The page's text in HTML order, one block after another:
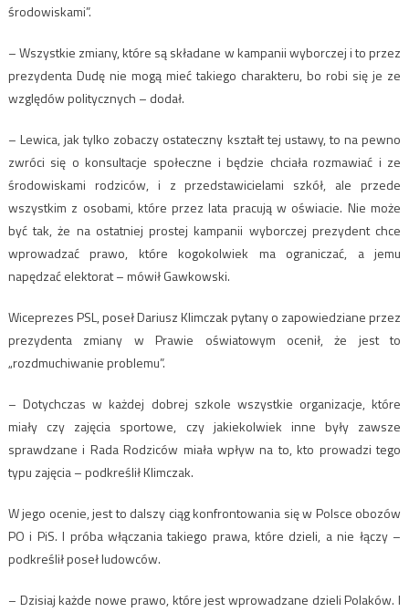
środowiskami”.
– Wszystkie zmiany, które są składane w kampanii wyborczej i to przez
prezydenta Dudę nie mogą mieć takiego charakteru, bo robi się je ze
względów politycznych – dodał.
– Lewica, jak tylko zobaczy ostateczny kształt tej ustawy, to na pewno
zwróci się o konsultacje społeczne i będzie chciała rozmawiać i ze
środowiskami rodziców, i z przedstawicielami szkół, ale przede
wszystkim z osobami, które przez lata pracują w oświacie. Nie może
być tak, że na ostatniej prostej kampanii wyborczej prezydent chce
wprowadzać prawo, które kogokolwiek ma ograniczać, a jemu
napędzać elektorat – mówił Gawkowski.
Wiceprezes PSL, poseł Dariusz Klimczak pytany o zapowiedziane przez
prezydenta zmiany w Prawie oświatowym ocenił, że jest to
„rozdmuchiwanie problemu”.
– Dotychczas w każdej dobrej szkole wszystkie organizacje, które
miały czy zajęcia sportowe, czy jakiekolwiek inne były zawsze
sprawdzane i Rada Rodziców miała wpływ na to, kto prowadzi tego
typu zajęcia – podkreślił Klimczak.
W jego ocenie, jest to dalszy ciąg konfrontowania się w Polsce obozów
PO i PiS. I próba włączania takiego prawa, które dzieli, a nie łączy –
podkreślił poseł ludowców.
– Dzisiaj każde nowe prawo, które jest wprowadzane dzieli Polaków. I